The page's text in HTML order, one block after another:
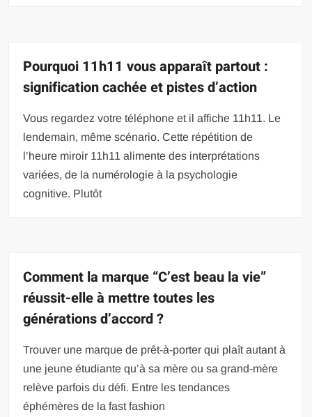
Pourquoi 11h11 vous apparaît partout :
signification cachée et pistes d’action
Vous regardez votre téléphone et il affiche 11h11. Le
lendemain, même scénario. Cette répétition de
l’heure miroir 11h11 alimente des interprétations
variées, de la numérologie à la psychologie
cognitive. Plutôt
Comment la marque “C’est beau la vie”
réussit-elle à mettre toutes les
générations d’accord ?
Trouver une marque de prêt-à-porter qui plaît autant à
une jeune étudiante qu’à sa mère ou sa grand-mère
relève parfois du défi. Entre les tendances
éphémères de la fast fashion